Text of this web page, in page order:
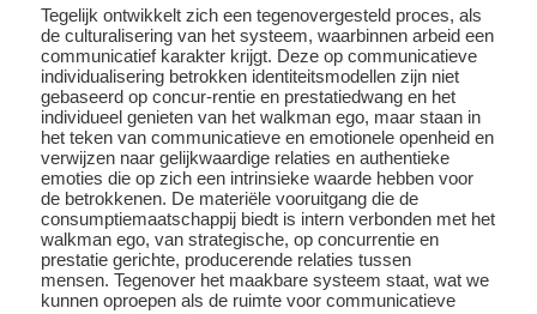
Tegelijk ontwikkelt zich een tegenovergesteld proces, als
de culturalisering van het systeem, waarbinnen arbeid een
communicatief karakter krijgt. Deze op communicatieve
individualisering betrokken identiteitsmodellen zijn niet
gebaseerd op concur-rentie en prestatiedwang en het
individueel genieten van het walkman ego, maar staan in
het teken van communicatieve en emotionele openheid en
verwijzen naar gelijkwaardige relaties en authentieke
emoties die op zich een intrinsieke waarde hebben voor
de betrokkenen. De materiële vooruitgang die de
consumptiemaatschappij biedt is intern verbonden met het
walkman ego, van strategische, op concurrentie en
prestatie gerichte, producerende relaties tussen
mensen. Tegenover het maakbare systeem staat, wat we
kunnen oproepen als de ruimte voor communicatieve